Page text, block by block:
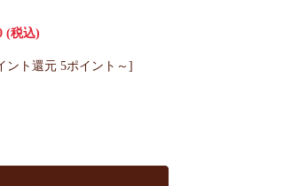
(税込)
ント還元 5ポイント～]